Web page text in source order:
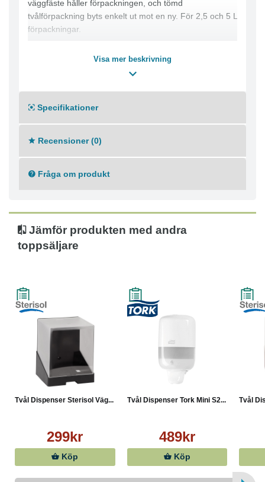
väggfäste håller förpackningen, och tömd
tvålförpackning byts enkelt ut mot en ny. För 2,5 och 5 L
förpackningar.
Visa mer beskrivning
Specifikationer
Recensioner (0)
Fråga om produkt
Jämför produkten med andra
toppsäljare
Tvål Dispenser Sterisol Väg...
299kr
Köp
Tvål Dispenser Tork Mini S2...
489kr
Köp
Tvål